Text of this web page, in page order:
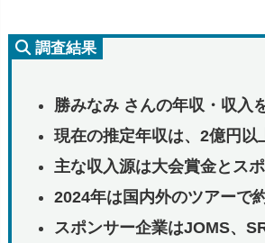
調査結果
勝みなみ さんの年収・収入
現在の推定年収は、2億円以
主な収入源は大会賞金とス
2024年は国内外のツアーで
スポンサー企業はJOMS、